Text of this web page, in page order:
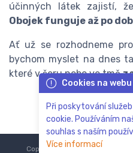
účinných látek zajistí,
Obojek funguje až po
Ať už se rozhodneme
bychom myslet na dnes
které v šeru nebo ve tmě
Cookies na webu
Při poskytování
cookie. Používáním
souhlas s naším
Více informací
Copyright © 2018-2024